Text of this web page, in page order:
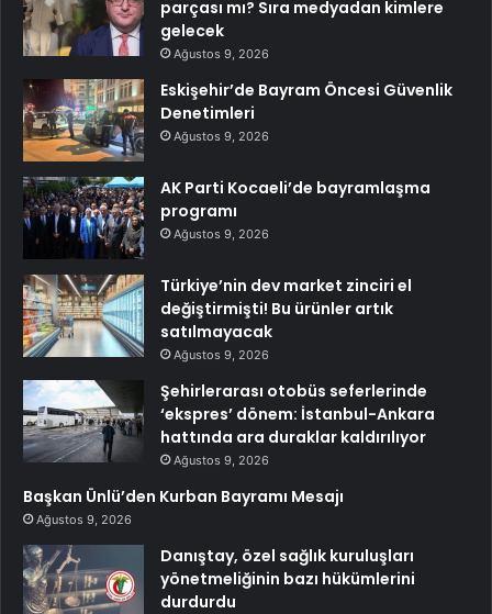
parçası mı? Sıra medyadan kimlere
gelecek
Ağustos 9, 2026
Eskişehir’de Bayram Öncesi Güvenlik
Denetimleri
Ağustos 9, 2026
AK Parti Kocaeli’de bayramlaşma
programı
Ağustos 9, 2026
Türkiye’nin dev market zinciri el
değiştirmişti! Bu ürünler artık
satılmayacak
Ağustos 9, 2026
Şehirlerarası otobüs seferlerinde
‘ekspres’ dönem: İstanbul-Ankara
hattında ara duraklar kaldırılıyor
Ağustos 9, 2026
Başkan Ünlü’den Kurban Bayramı Mesajı
Ağustos 9, 2026
Danıştay, özel sağlık kuruluşları
yönetmeliğinin bazı hükümlerini
durdurdu